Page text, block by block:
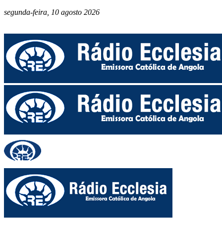
segunda-feira, 10 agosto 2026